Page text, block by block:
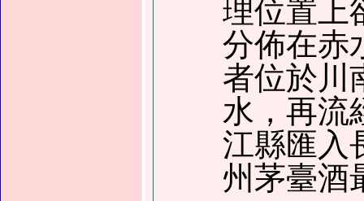
理位置上
分佈在赤
者位於川
水，再流
江縣匯入
州茅臺酒